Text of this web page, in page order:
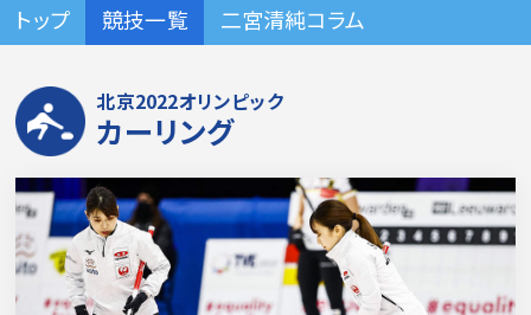
トップ 競技一覧 二宮清純コラム
北京2022オリンピック
カーリング